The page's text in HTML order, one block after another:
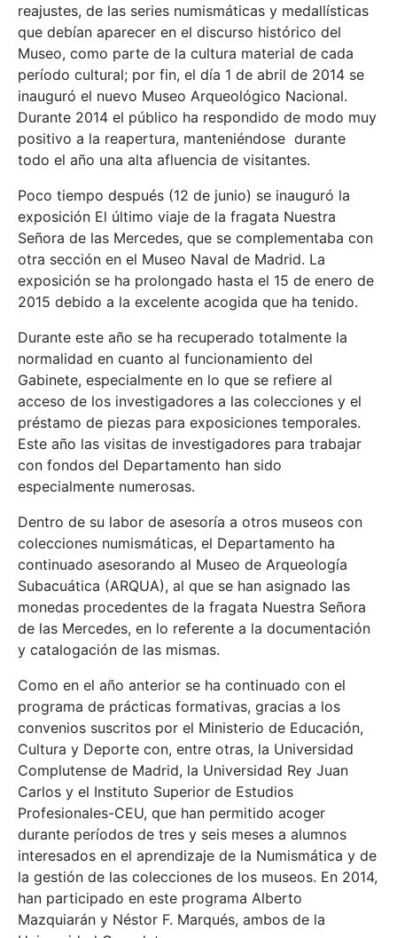
reajustes, de las series numismáticas y medallísticas
que debían aparecer en el discurso histórico del
Museo, como parte de la cultura material de cada
período cultural; por fin, el día 1 de abril de 2014 se
inauguró el nuevo Museo Arqueológico Nacional.
Durante 2014 el público ha respondido de modo muy
positivo a la reapertura, manteniéndose durante
todo el año una alta afluencia de visitantes.
Poco tiempo después (12 de junio) se inauguró la
exposición El último viaje de la fragata Nuestra
Señora de las Mercedes, que se complementaba con
otra sección en el Museo Naval de Madrid. La
exposición se ha prolongado hasta el 15 de enero de
2015 debido a la excelente acogida que ha tenido.
Durante este año se ha recuperado totalmente la
normalidad en cuanto al funcionamiento del
Gabinete, especialmente en lo que se refiere al
acceso de los investigadores a las colecciones y el
préstamo de piezas para exposiciones temporales.
Este año las visitas de investigadores para trabajar
con fondos del Departamento han sido
especialmente numerosas.
Dentro de su labor de asesoría a otros museos con
colecciones numismáticas, el Departamento ha
continuado asesorando al Museo de Arqueología
Subacuática (ARQUA), al que se han asignado las
monedas procedentes de la fragata Nuestra Señora
de las Mercedes, en lo referente a la documentación
y catalogación de las mismas.
Como en el año anterior se ha continuado con el
programa de prácticas formativas, gracias a los
convenios suscritos por el Ministerio de Educación,
Cultura y Deporte con, entre otras, la Universidad
Complutense de Madrid, la Universidad Rey Juan
Carlos y el Instituto Superior de Estudios
Profesionales-CEU, que han permitido acoger
durante períodos de tres y seis meses a alumnos
interesados en el aprendizaje de la Numismática y de
la gestión de las colecciones de los museos. En 2014,
han participado en este programa Alberto
Mazquiarán y Néstor F. Marqués, ambos de la